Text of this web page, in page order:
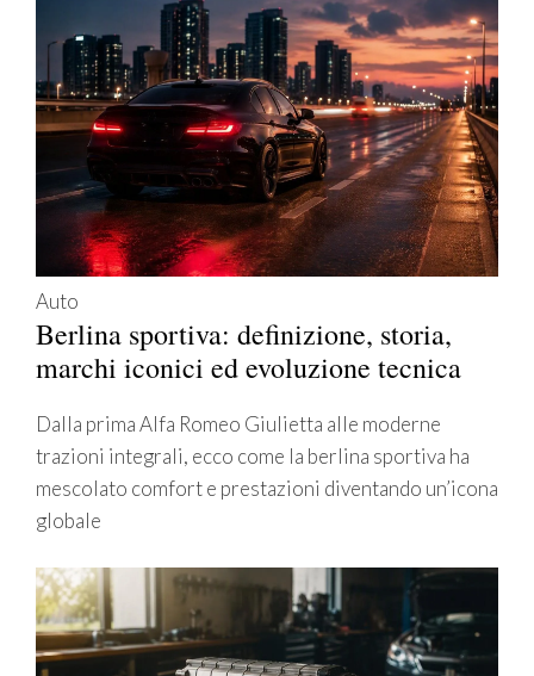
Auto
Berlina sportiva: definizione, storia,
marchi iconici ed evoluzione tecnica
Dalla prima Alfa Romeo Giulietta alle moderne
trazioni integrali, ecco come la berlina sportiva ha
mescolato comfort e prestazioni diventando un’icona
globale